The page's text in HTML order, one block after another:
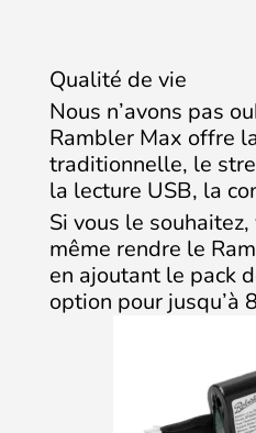
Qualité de vie
Nous n’avons pas
Rambler Max offre
traditionnelle, le
la lecture USB, la
Si vous le
même rendre le
en ajoutant le pack
option pour jusqu’à